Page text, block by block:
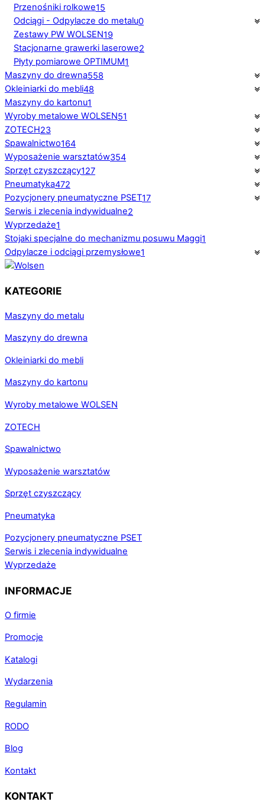
Przenośniki rolkowe15
Odciągi - Odpylacze do metalu0
Zestawy PW WOLSEN19
Stacjonarne grawerki laserowe2
Płyty pomiarowe OPTIMUM1
Maszyny do drewna558
Okleiniarki do mebli48
Maszyny do kartonu1
Wyroby metalowe WOLSEN51
ZOTECH23
Spawalnictwo164
Wyposażenie warsztatów354
Sprzęt czyszczący127
Pneumatyka472
Pozycjonery pneumatyczne PSET17
Serwis i zlecenia indywidualne2
Wyprzedaże1
Stojaki specjalne do mechanizmu posuwu Maggi1
Odpylacze i odciągi przemysłowe1
KATEGORIE
Maszyny do metalu
Maszyny do drewna
Okleiniarki do mebli
Maszyny do kartonu
Wyroby metalowe WOLSEN
ZOTECH
Spawalnictwo
Wyposażenie warsztatów
Sprzęt czyszczący
Pneumatyka
Pozycjonery pneumatyczne PSET
Serwis i zlecenia indywidualne
Wyprzedaże
INFORMACJE
O firmie
Promocje
Katalogi
Wydarzenia
Regulamin
RODO
Blog
Kontakt
KONTAKT